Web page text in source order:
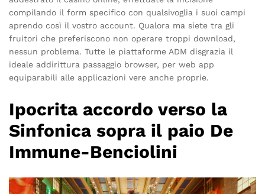
compilando il form specifico con qualsivoglia i suoi campi
aprendo così il vostro account. Qualora ma siete tra gli
fruitori che preferiscono non operare troppi download,
nessun problema. Tutte le piattaforme ADM disgrazia il
ideale addirittura passaggio browser, per web app
equiparabili alle applicazioni vere anche proprie.
Ipocrita accordo verso la
Sinfonica sopra il paio De
Immune-Benciolini